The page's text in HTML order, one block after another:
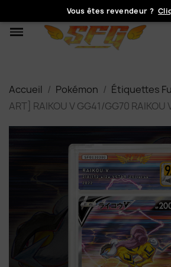
Vous êtes revendeur ?
Accueil Pokémon Étiquettes
ART] RAIKOU V GG41/GG70 RAIKOU